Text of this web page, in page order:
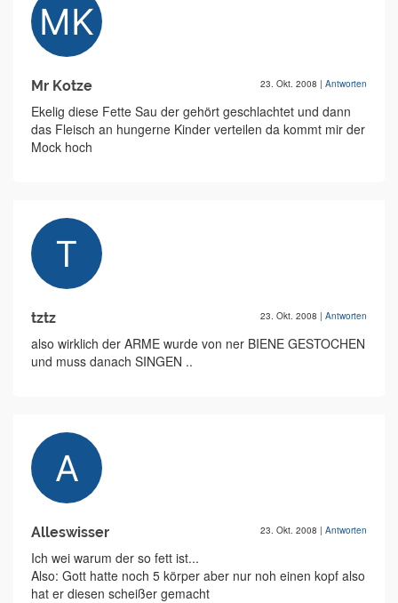
Mr Kotze 23. Okt. 2008 | Antworten
Ekelig diese Fette Sau der gehört geschlachtet und dann
das Fleisch an hungerne Kinder verteilen da kommt mir der
Mock hoch
tztz 23. Okt. 2008 | Antworten
also wirklich der ARME wurde von ner BIENE GESTOCHEN
und muss danach SINGEN ..
Alleswisser 23. Okt. 2008 | Antworten
Ich wei warum der so fett ist...
Also: Gott hatte noch 5 körper aber nur noh einen kopf also
hat er diesen scheißer gemacht